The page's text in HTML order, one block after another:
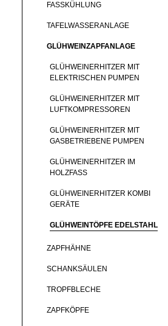
FASSKÜHLUNG
TAFELWASSERANLAGE
GLÜHWEINZAPFANLAGE
GLÜHWEINERHITZER MIT
ELEKTRISCHEN PUMPEN
GLÜHWEINERHITZER MIT
LUFTKOMPRESSOREN
GLÜHWEINERHITZER MIT
GASBETRIEBENE PUMPEN
GLÜHWEINERHITZER IM
HOLZFASS
GLÜHWEINERHITZER KOMBI
GERÄTE
GLÜHWEINTÖPFE EDELSTAHL
ZAPFHÄHNE
SCHANKSÄULEN
TROPFBLECHE
ZAPFKÖPFE